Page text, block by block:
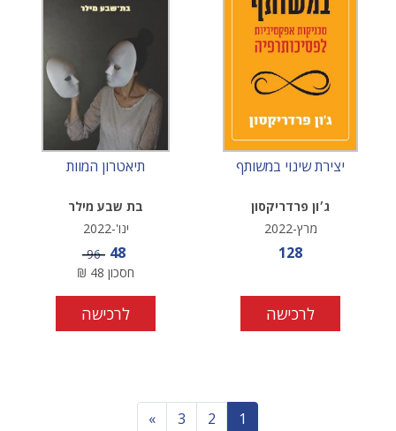
יצירת שינוי במשותף
ג׳ון פרדריקסון
מרץ-2022
מחיר מבצע
128
לרכישה
תיאטרון המוות
בת שבע מילר
ינו'-2022
מחיר מבצע
48 מחיר
96
חסכון 48
₪
לרכישה
1
2
3
»